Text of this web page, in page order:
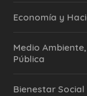
Economía y
Medio
Pública
Bienestar Social